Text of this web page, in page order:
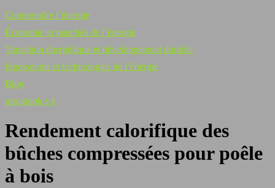
Comprendre l’énergie
Économie et marchés de l’énergie
Transition énergétique et développement durable
Innovations et technologies de l’énergie
Blog
restabook-v4
Rendement calorifique des
bûches compressées pour poêle
à bois